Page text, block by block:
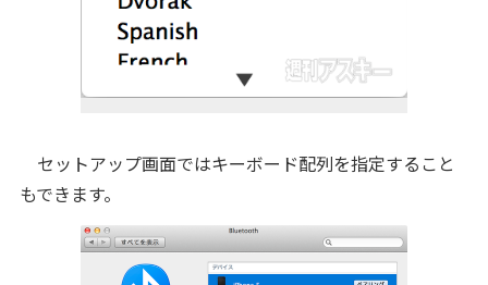
セットアップ画面ではキーボード配列を指定すること
もできます。